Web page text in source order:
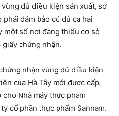
đủ điều kiện sản xuất, sơ
đảm bảo có đủ cả hai
một số nơi đang thiếu cơ sở
giấy chứng nhận.
nhận vùng đủ điều kiện
của Hà Tây mới được cấp.
Nhà máy thực phẩm
cổ phần thực phẩm Sannam.